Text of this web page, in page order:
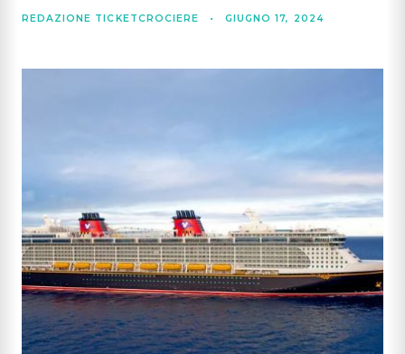
REDAZIONE TICKETCROCIERE • GIUGNO 17, 2024